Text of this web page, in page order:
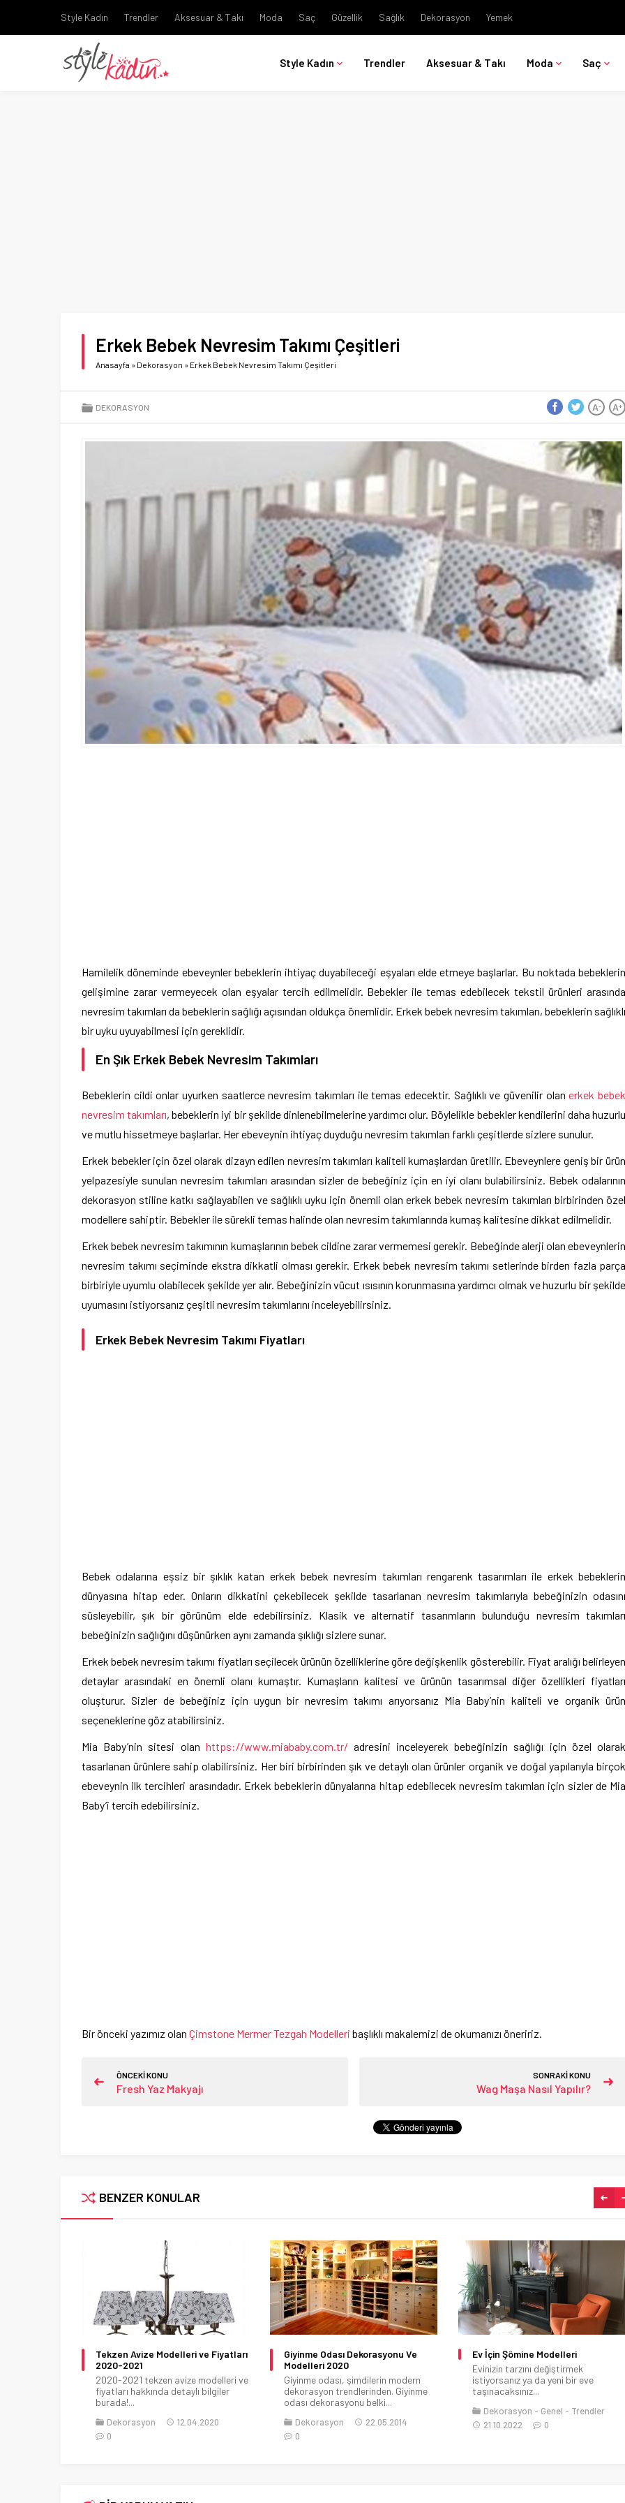
Style Kadın Trendler Aksesuar & Takı Moda Saç Güzellik Sağlık Dekorasyon Yemek
Style Kadın Trendler Aksesuar & Takı Moda Saç
Erkek Bebek Nevresim Takımı Çeşitleri
Anasayfa » Dekorasyon » Erkek Bebek Nevresim Takımı Çeşitleri
DEKORASYON A+
A-
Hamilelik döneminde ebeveynler bebeklerin ihtiyaç duyabileceği eşyaları elde etmeye başlarlar. Bu noktada bebeklerin
gelişimine zarar vermeyecek olan eşyalar tercih edilmelidir. Bebekler ile temas edebilecek tekstil ürünleri arasında
nevresim takımları da bebeklerin sağlığı açısından oldukça önemlidir. Erkek bebek nevresim takımları, bebeklerin sağlıklı
bir uyku uyuyabilmesi için gereklidir.
En Şık Erkek Bebek Nevresim Takımları
Bebeklerin cildi onlar uyurken saatlerce nevresim takımları ile temas edecektir. Sağlıklı ve güvenilir olanerkek bebek
nevresim takımları, bebeklerin iyi bir şekilde dinlenebilmelerine yardımcı olur. Böylelikle bebekler kendilerini daha huzurlu
ve mutlu hissetmeye başlarlar. Her ebeveynin ihtiyaç duyduğu nevresim takımları farklı çeşitlerde sizlere sunulur.
Erkek bebekler için özel olarak dizayn edilen nevresim takımları kaliteli kumaşlardan üretilir. Ebeveynlere geniş bir ürün
yelpazesiyle sunulan nevresim takımları arasından sizler de bebeğiniz için en iyi olanı bulabilirsiniz. Bebek odalarının
dekorasyon stiline katkı sağlayabilen ve sağlıklı uyku için önemli olan erkek bebek nevresim takımları birbirinden özel
modellere sahiptir. Bebekler ile sürekli temas halinde olan nevresim takımlarında kumaş kalitesine dikkat edilmelidir.
Erkek bebek nevresim takımının kumaşlarının bebek cildine zarar vermemesi gerekir. Bebeğinde alerji olan ebeveynlerin
nevresim takımı seçiminde ekstra dikkatli olması gerekir. Erkek bebek nevresim takımı setlerinde birden fazla parça
birbiriyle uyumlu olabilecek şekilde yer alır. Bebeğinizin vücut ısısının korunmasına yardımcı olmak ve huzurlu bir şekilde
uyumasını istiyorsanız çeşitli nevresim takımlarını inceleyebilirsiniz.
Erkek Bebek Nevresim Takımı Fiyatları
Bebek odalarına eşsiz bir şıklık katan erkek bebek nevresim takımları rengarenk tasarımları ile erkek bebeklerin
dünyasına hitap eder. Onların dikkatini çekebilecek şekilde tasarlanan nevresim takımlarıyla bebeğinizin odasını
süsleyebilir, şık bir görünüm elde edebilirsiniz. Klasik ve alternatif tasarımların bulunduğu nevresim takımları
bebeğinizin sağlığını düşünürken aynı zamanda şıklığı sizlere sunar.
Erkek bebek nevresim takımı fiyatları seçilecek ürünün özelliklerine göre değişkenlik gösterebilir. Fiyat aralığı belirleyen
detaylar arasındaki en önemli olanı kumaştır. Kumaşların kalitesi ve ürünün tasarımsal diğer özellikleri fiyatları
oluşturur. Sizler de bebeğiniz için uygun bir nevresim takımı arıyorsanız Mia Baby’nin kaliteli ve organik ürün
seçeneklerine göz atabilirsiniz.
Mia Baby’nin sitesi olan https://www.miababy.com.tr/ adresini inceleyerek bebeğinizin sağlığı için özel olarak
tasarlanan ürünlere sahip olabilirsiniz. Her biri birbirinden şık ve detaylı olan ürünler organik ve doğal yapılarıyla birçok
ebeveynin ilk tercihleri arasındadır. Erkek bebeklerin dünyalarına hitap edebilecek nevresim takımları için sizler de Mia
Baby’i tercih edebilirsiniz.
Bir önceki yazımız olan Çimstone Mermer Tezgah Modelleri başlıklı makalemizi de okumanızı öneririz.
ÖNCEKİ KONU
Fresh Yaz Makyajı
SONRAKİ KONU
Wag Maşa Nasıl Yapılır?
BENZER KONULAR
Tekzen Avize Modelleri ve Fiyatları
2020-2021
2020-2021 tekzen avize modelleri ve
fiyatları hakkında detaylı bilgiler
burada!...
Dekorasyon
12.04.2020
0
Giyinme Odası Dekorasyonu Ve
Modelleri 2020
Giyinme odası, şimdilerin modern
dekorasyon trendlerinden. Giyinme
odası dekorasyonu belki...
Dekorasyon
22.05.2014
0
Ev İçin Şömine Modelleri
Evinizin tarzını değiştirmek
istiyorsanız ya da yeni bir eve
taşınacaksınız...
Dekorasyon Genel
Trendler
21.10.2022
0